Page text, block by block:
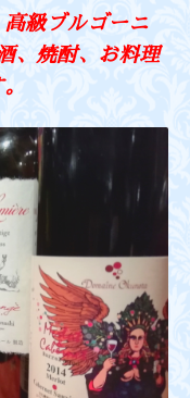
級ブルゴーニ
、焼酎、お料理